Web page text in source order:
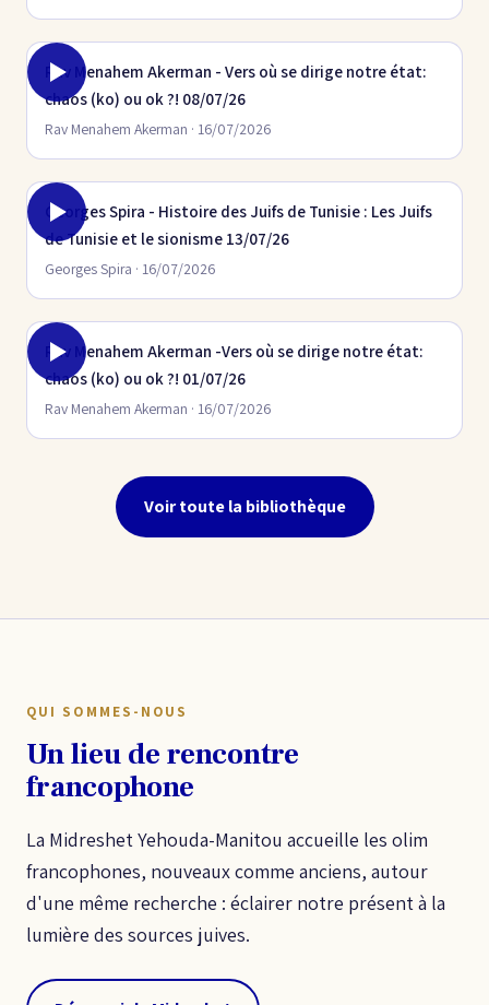
Rav Menahem Akerman - Vers où se dirige notre état:
chaos (ko) ou ok ?! 08/07/26
Rav Menahem Akerman · 16/07/2026
Georges Spira - Histoire des Juifs de Tunisie : Les Juifs
de Tunisie et le sionisme 13/07/26
Georges Spira · 16/07/2026
Rav Menahem Akerman -Vers où se dirige notre état:
chaos (ko) ou ok ?! 01/07/26
Rav Menahem Akerman · 16/07/2026
Voir toute la bibliothèque
QUI SOMMES-NOUS
Un lieu de rencontre
francophone
La Midreshet Yehouda-Manitou accueille les olim
francophones, nouveaux comme anciens, autour
d'une même recherche : éclairer notre présent à la
lumière des sources juives.